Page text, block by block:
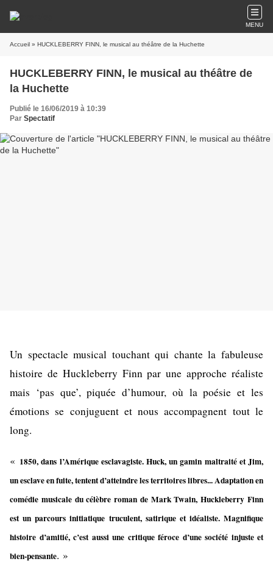
MENU
Accueil » HUCKLEBERRY FINN, le musical au théâtre de la Huchette
HUCKLEBERRY FINN, le musical au théâtre de
la Huchette
Publié le 16/06/2019 à 10:39
Par Spectatif
Un spectacle musical touchant qui chante la fabuleuse
histoire de Huckleberry Finn par une approche réaliste
mais ‘pas que’, piquée d’humour, où la poésie et les
émotions se conjuguent et nous accompagnent tout le
long.
« 1850, dans l’Amérique esclavagiste. Huck, un gamin maltraité et Jim,
un esclave en fuite, tentent d’atteindre les territoires libres... Adaptation en
comédie musicale du célèbre roman de Mark Twain, Huckleberry Finn
est un parcours initiatique truculent, satirique et idéaliste. Magnifique
histoire d’amitié, c’est aussi une critique féroce d’une société injuste et
bien-pensante. »